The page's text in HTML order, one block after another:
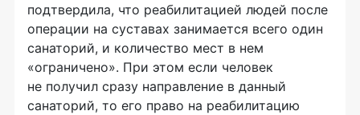
подтвердила, что реабилитацией людей после
операции на суставах занимается всего один
санаторий, и количество мест в нем
«ограничено». При этом если человек
не получил сразу направление в данный
санаторий, то его право на реабилитацию